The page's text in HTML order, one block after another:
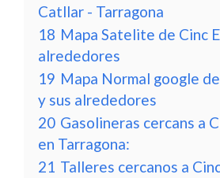
Catllar - Tarragona
18 Mapa Satelite de Cinc
alrededores
19 Mapa Normal google
y sus alrededores
20 Gasolineras cercans a
en Tarragona:
21 Talleres cercanos a